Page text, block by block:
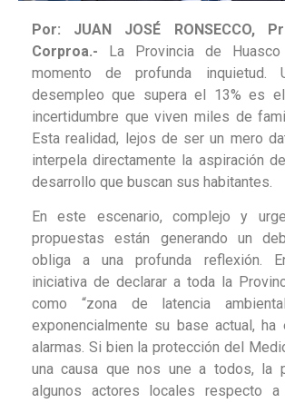
Por: JUAN JOSÉ RONSECCO,
Corproa.- La Provincia de
momento de profunda inquietud.
desempleo que supera el 13% es
incertidumbre que viven miles de
Esta realidad, lejos de ser un mero
interpela directamente la aspiración
desarrollo que buscan sus habitantes.
En este escenario, complejo y
propuestas están generando un
obliga a una profunda reflexión.
iniciativa de declarar a toda la
como “zona de latencia
exponencialmente su base actual, ha
alarmas. Si bien la protección del
una causa que nos une a todos, la
algunos actores locales respecto